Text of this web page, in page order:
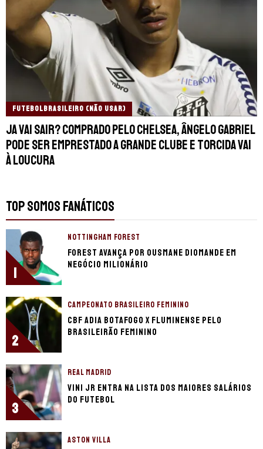
FUTEBOLBRASILEIRO (NÃO USAR)
Ja vai sair? Comprado pelo Chelsea, Ângelo Gabriel
pode ser emprestado a grande clube e torcida vai
à loucura
TOP SOMOS FANÁTICOS
1
NOTTINGHAM FOREST
Forest avança por Ousmane Diomande em
negócio milionário
2
CAMPEONATO BRASILEIRO FEMININO
CBF adia Botafogo x Fluminense pelo
Brasileirão Feminino
3
REAL MADRID
Vini Jr entra na lista dos maiores salários
do futebol
ASTON VILLA